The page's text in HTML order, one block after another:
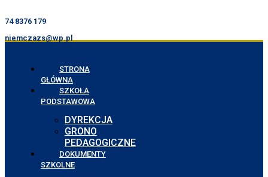
74 8376 179
niemczazs@wp.pl
STRONA
GŁÓWNA
SZKOŁA
PODSTAWOWA
DYREKCJA
GRONO
PEDAGOGICZNE
DOKUMENTY
SZKOLNE